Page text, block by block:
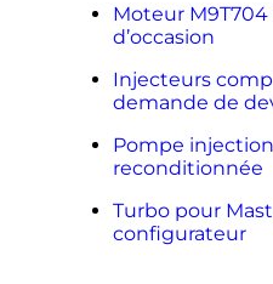
Moteur
d’occasion
Injecteurs
demande de
Pompe
reconditionnée
Turbo pour
configurateur